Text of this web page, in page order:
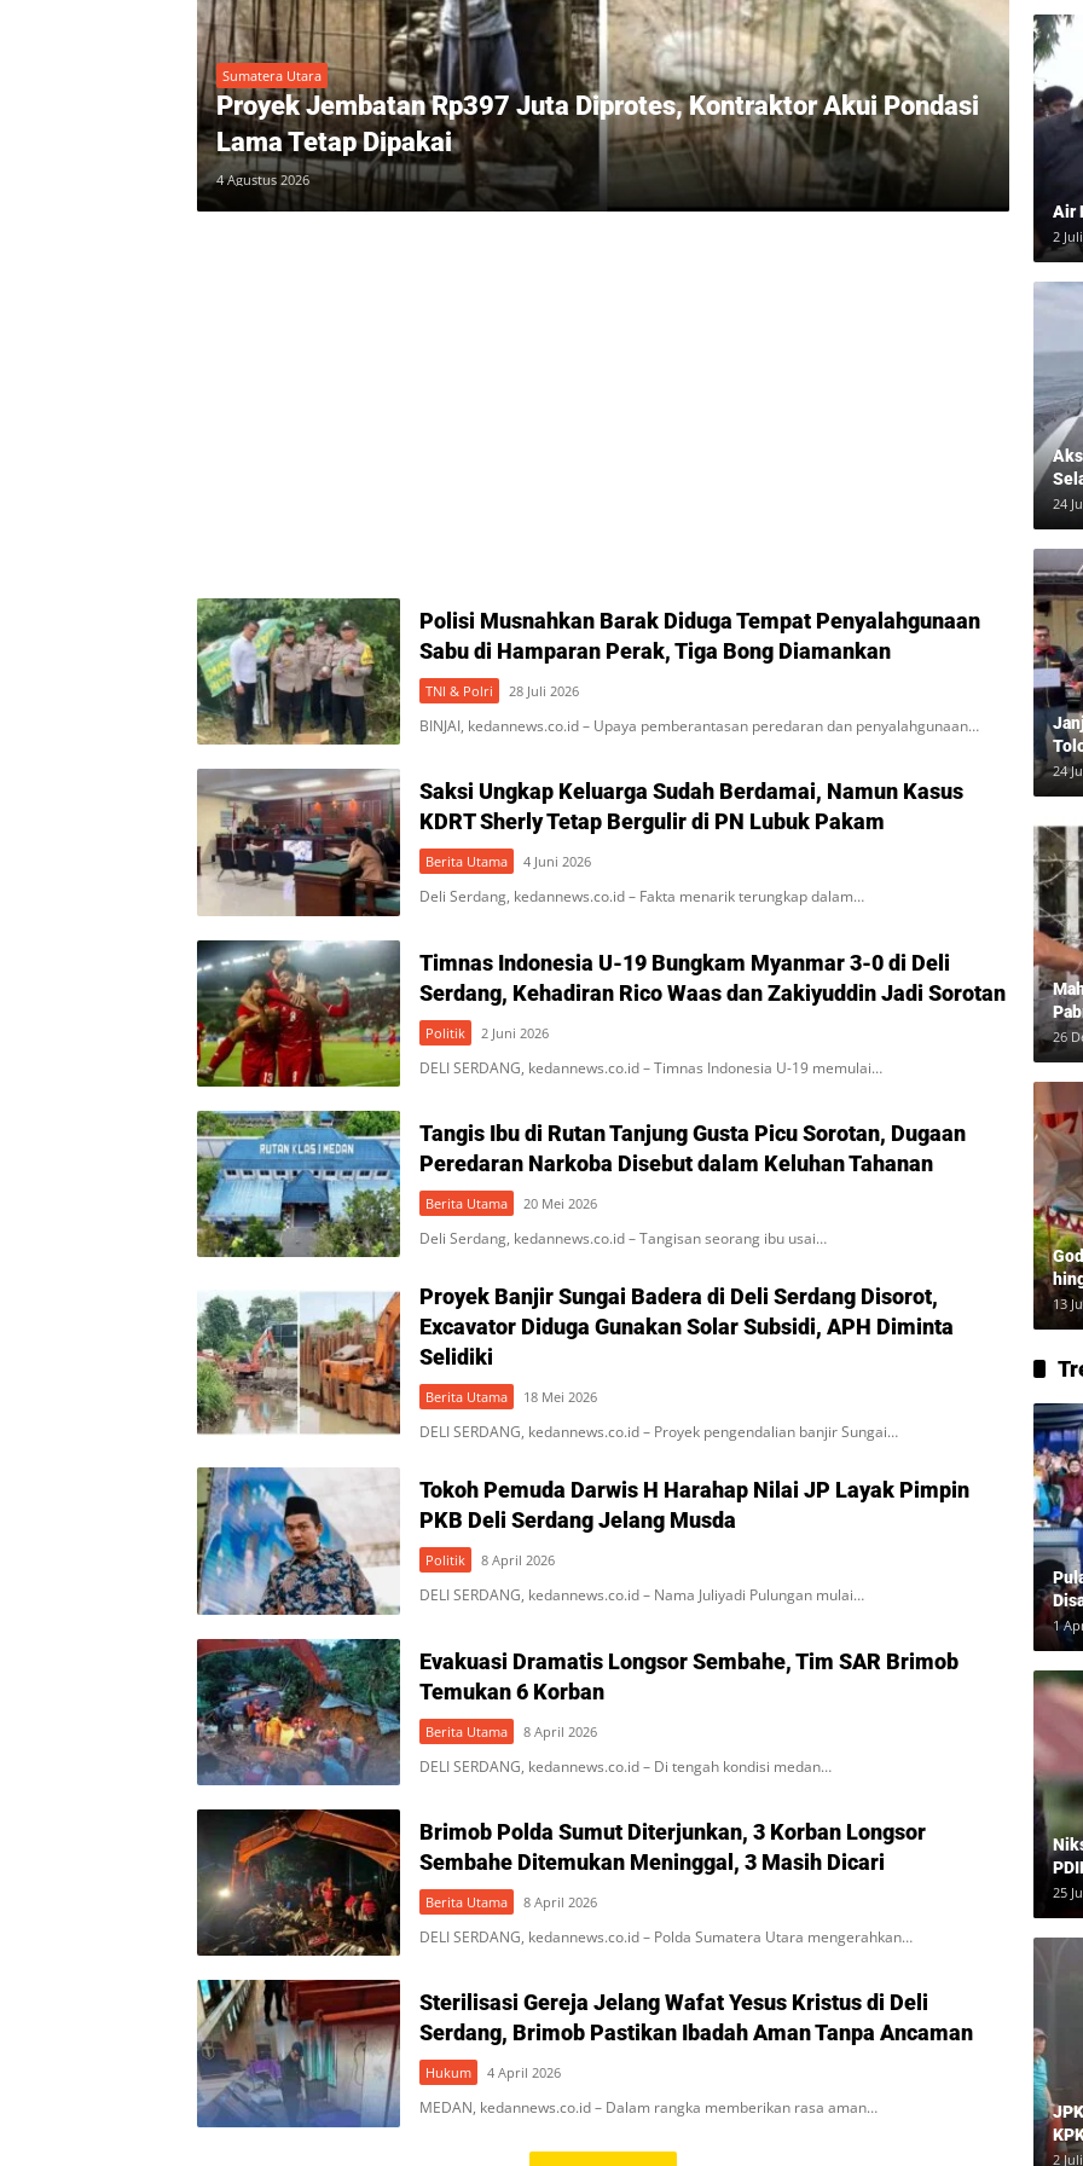
Sumatera Utara
Proyek Jembatan Rp397 Juta Diprotes, Kontraktor Akui Pondasi
Lama Tetap Dipakai
4 Agustus 2026
Polisi Musnahkan Barak Diduga Tempat Penyalahgunaan
Sabu di Hamparan Perak, Tiga Bong Diamankan
TNI & Polri 28 Juli 2026
BINJAI, kedannews.co.id – Upaya pemberantasan peredaran dan penyalahgunaan…
Saksi Ungkap Keluarga Sudah Berdamai, Namun Kasus
KDRT Sherly Tetap Bergulir di PN Lubuk Pakam
Berita Utama 4 Juni 2026
Deli Serdang, kedannews.co.id – Fakta menarik terungkap dalam…
Timnas Indonesia U-19 Bungkam Myanmar 3-0 di Deli
Serdang, Kehadiran Rico Waas dan Zakiyuddin Jadi Sorotan
Politik 2 Juni 2026
DELI SERDANG, kedannews.co.id – Timnas Indonesia U-19 memulai…
Tangis Ibu di Rutan Tanjung Gusta Picu Sorotan, Dugaan
Peredaran Narkoba Disebut dalam Keluhan Tahanan
Berita Utama 20 Mei 2026
Deli Serdang, kedannews.co.id – Tangisan seorang ibu usai…
Proyek Banjir Sungai Badera di Deli Serdang Disorot,
Excavator Diduga Gunakan Solar Subsidi, APH Diminta
Selidiki
Berita Utama 18 Mei 2026
DELI SERDANG, kedannews.co.id – Proyek pengendalian banjir Sungai…
Tokoh Pemuda Darwis H Harahap Nilai JP Layak Pimpin
PKB Deli Serdang Jelang Musda
Politik 8 April 2026
DELI SERDANG, kedannews.co.id – Nama Juliyadi Pulungan mulai…
Evakuasi Dramatis Longsor Sembahe, Tim SAR Brimob
Temukan 6 Korban
Berita Utama 8 April 2026
DELI SERDANG, kedannews.co.id – Di tengah kondisi medan…
Brimob Polda Sumut Diterjunkan, 3 Korban Longsor
Sembahe Ditemukan Meninggal, 3 Masih Dicari
Berita Utama 8 April 2026
DELI SERDANG, kedannews.co.id – Polda Sumatera Utara mengerahkan…
Sterilisasi Gereja Jelang Wafat Yesus Kristus di Deli
Serdang, Brimob Pastikan Ibadah Aman Tanpa Ancaman
Hukum 4 April 2026
MEDAN, kedannews.co.id – Dalam rangka memberikan rasa aman…
Air
2
24
24
26
13
1
25
2